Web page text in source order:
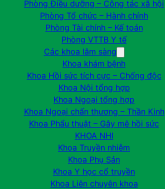
Phòng Điều dưỡng – Công tác xã hội
Phòng Tổ chức – Hành chính
Phòng Tài chính – Kế toán
Phòng VTTB Y tế
Các khoa lâm sàng
Khoa khám bệnh
Khoa Hồi sức tích cực – Chống độc
Khoa Nội tổng hợp
Khoa Ngoại tổng hợp
Khoa Ngoại chấn thương – Thần Kinh
Khoa Phẩu thuật – Gây mê hồi sức
KHOA NHI
Khoa Truyền nhiễm
Khoa Phụ Sản
Khoa Y học cổ truyền
Khoa Liên chuyên khoa